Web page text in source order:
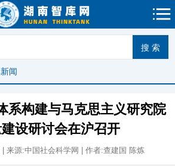
闻
系构建与马克思主义研究院
设研讨会在沪召开
| 来源:中国社会科学网 | 作者:查建国 陈炼